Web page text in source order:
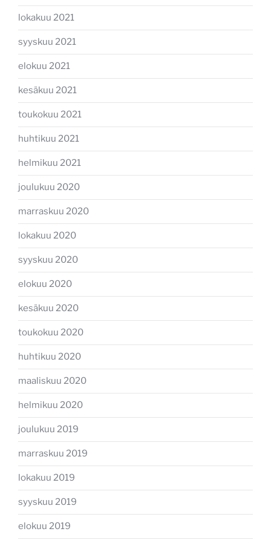
lokakuu 2021
syyskuu 2021
elokuu 2021
kesäkuu 2021
toukokuu 2021
huhtikuu 2021
helmikuu 2021
joulukuu 2020
marraskuu 2020
lokakuu 2020
syyskuu 2020
elokuu 2020
kesäkuu 2020
toukokuu 2020
huhtikuu 2020
maaliskuu 2020
helmikuu 2020
joulukuu 2019
marraskuu 2019
lokakuu 2019
syyskuu 2019
elokuu 2019